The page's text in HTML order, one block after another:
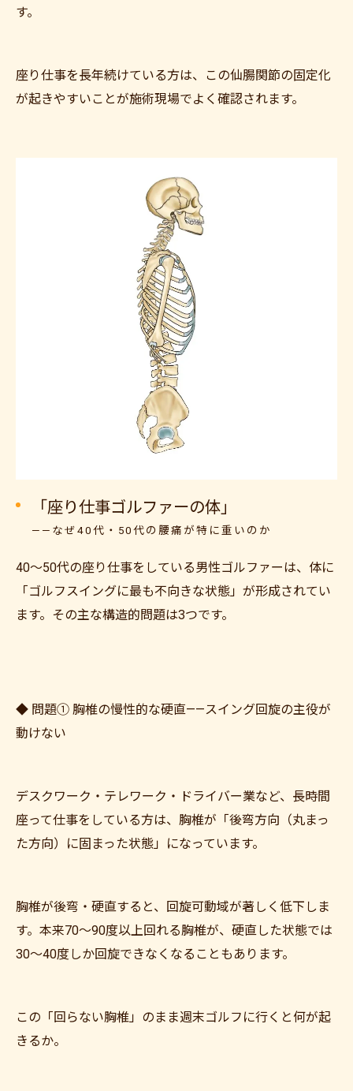
す。
座り仕事を長年続けている方は、この仙腸関節の固定化
が起きやすいことが施術現場でよく確認されます。
「座り仕事ゴルファーの体」
——なぜ40代・50代の腰痛が特に重いのか
40〜50代の座り仕事をしている男性ゴルファーは、体に
「ゴルフスイングに最も不向きな状態」が形成されてい
ます。その主な構造的問題は3つです。
◆ 問題① 胸椎の慢性的な硬直——スイング回旋の主役が
動けない
デスクワーク・テレワーク・ドライバー業など、長時間
座って仕事をしている方は、胸椎が「後弯方向（丸まっ
た方向）に固まった状態」になっています。
胸椎が後弯・硬直すると、回旋可動域が著しく低下しま
す。本来70〜90度以上回れる胸椎が、硬直した状態では
30〜40度しか回旋できなくなることもあります。
この「回らない胸椎」のまま週末ゴルフに行くと何が起
きるか。